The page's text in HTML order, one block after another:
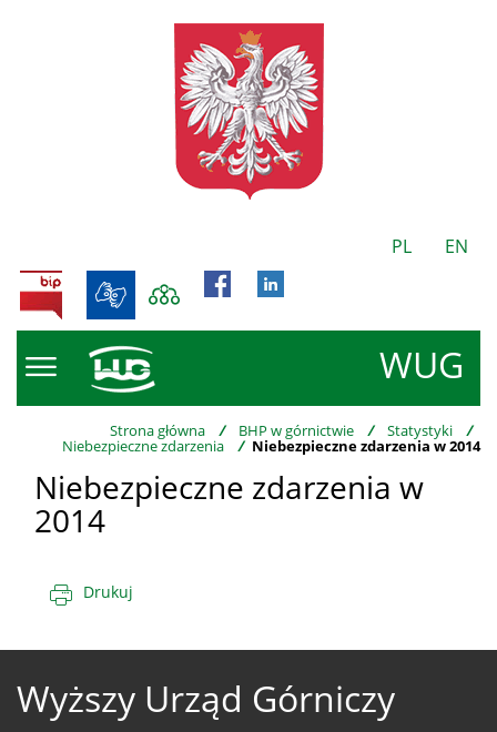
PL EN
WUG
BIP
Strona główna / BHP w górnictwie / Statystyki /
Niebezpieczne zdarzenia / Niebezpieczne zdarzenia w 2014
Niebezpieczne zdarzenia w
2014
Drukuj
Wyższy Urząd Górniczy